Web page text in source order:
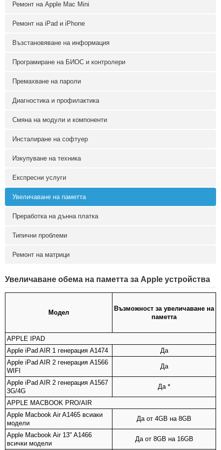
Ремонт на Apple Mac Mini
Ремонт на iPad и iPhone
Възстановяване на информация
Програмиране на БИОС и контролери
Премахване на пароли
Диагностика и профилактика
Смяна на модули и компоненти
Инсталиране на софтуер
Изкупуване на техника
Експресни услуги
Увеличаване на паметта
Преработка на дънна платка
Типични проблеми
Ремонт на матрици
Увеличаване обема на паметта за Apple устройства
Модел
Възможност за увеличаване на
паметта
APPLE IPAD
Apple iPad AIR 1 генерация A1474
Да
Apple iPad AIR 2 генерация A1566
WIFI
Да
Apple iPad AIR 2 генерация A1567
3G/4G
Да *
APPLE MACBOOK PRO/AIR
Apple Macbook Air A1465 всиаки
модели
Да от 4GB на 8GB
Apple Macbook Air 13" A1466
всички модели
Да от 8GB на 16GB